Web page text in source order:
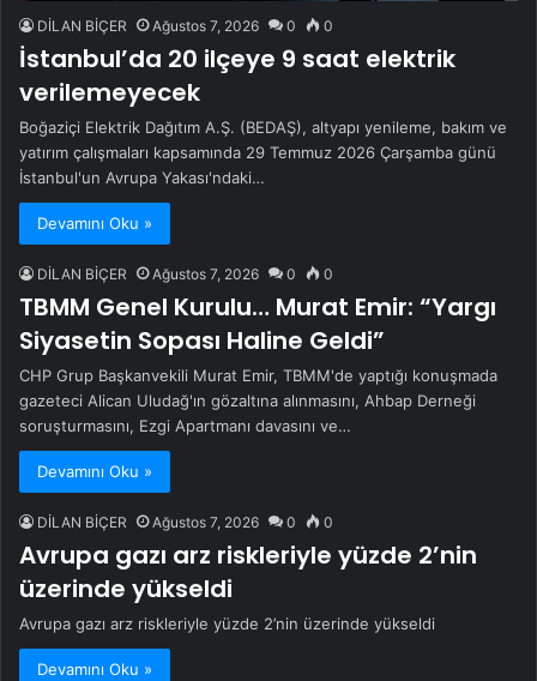
DİLAN BİÇER Ağustos 7, 2026 0 0
İstanbul’da 20 ilçeye 9 saat elektrik
verilemeyecek
Boğaziçi Elektrik Dağıtım A.Ş. (BEDAŞ), altyapı yenileme, bakım ve
yatırım çalışmaları kapsamında 29 Temmuz 2026 Çarşamba günü
İstanbul'un Avrupa Yakası'ndaki…
Devamını Oku »
DİLAN BİÇER Ağustos 7, 2026 0 0
TBMM Genel Kurulu… Murat Emir: “Yargı
Siyasetin Sopası Haline Geldi”
CHP Grup Başkanvekili Murat Emir, TBMM'de yaptığı konuşmada
gazeteci Alican Uludağ'ın gözaltına alınmasını, Ahbap Derneği
soruşturmasını, Ezgi Apartmanı davasını ve…
Devamını Oku »
DİLAN BİÇER Ağustos 7, 2026 0 0
Avrupa gazı arz riskleriyle yüzde 2’nin
üzerinde yükseldi
Avrupa gazı arz riskleriyle yüzde 2’nin üzerinde yükseldi
Devamını Oku »